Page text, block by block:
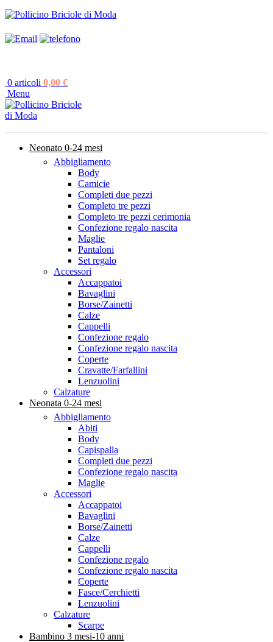
0 articoli 0,00 €
Menu
Neonato 0-24 mesi
Abbigliamento
Body
Camicie
Completi due pezzi
Completo tre pezzi
Completo tre pezzi cerimonia
Confezione regalo nascita
Maglie
Pantaloni
Set regalo
Accessori
Accappatoi
Bavaglini
Borse/Zainetti
Calze
Cappelli
Confezione regalo
Confezione regalo nascita
Coperte
Cravatte/Farfallini
Lenzuolini
Calzature
Neonata 0-24 mesi
Abbigliamento
Abiti
Body
Capispalla
Completi due pezzi
Confezione regalo nascita
Maglie
Accessori
Accappatoi
Bavaglini
Borse/Zainetti
Calze
Cappelli
Confezione regalo
Confezione regalo nascita
Coperte
Fasce/Cerchietti
Lenzuolini
Calzature
Scarpe
Bambino 3 mesi-10 anni